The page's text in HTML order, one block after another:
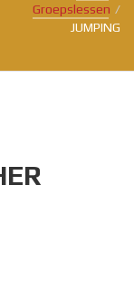
Groepslessen
JUMPING